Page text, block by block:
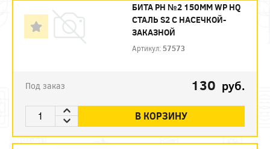
БИТА PH №2 150ММ WP HQ
СТАЛЬ S2 С НАСЕЧКОЙ-
ЗАКАЗНОЙ
Артикул: 57573
Под заказ 130 руб.
В КОРЗИНУ